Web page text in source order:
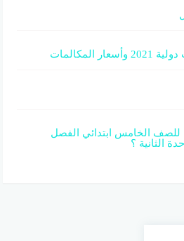
للصف الخامس ابتدائي الفصل